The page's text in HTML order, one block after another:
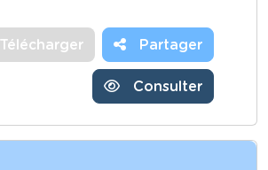
Télécharger Partager
Consulter